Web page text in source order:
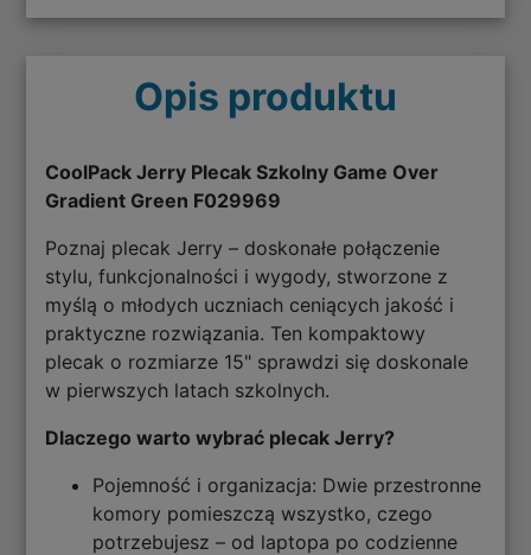
Opis produktu
CoolPack Jerry Plecak Szkolny Game Over
Gradient Green F029969
Poznaj plecak Jerry – doskonałe połączenie
stylu, funkcjonalności i wygody, stworzone z
myślą o młodych uczniach ceniących jakość i
praktyczne rozwiązania. Ten kompaktowy
plecak o rozmiarze 15" sprawdzi się doskonale
w pierwszych latach szkolnych.
Dlaczego warto wybrać plecak Jerry?
Pojemność i organizacja: Dwie przestronne
komory pomieszczą wszystko, czego
potrzebujesz – od laptopa po codzienne